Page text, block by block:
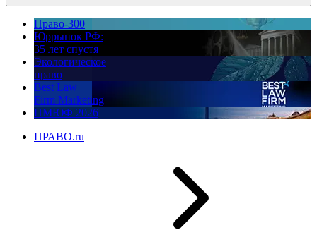
Право-300
Юррынок РФ:
35 лет спустя
Экологическое
право
Best Law
Firm Marketing
ПМЮФ 2026
ПРАВО.ru